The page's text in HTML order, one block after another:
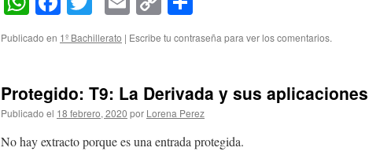
Link
Publicado en 1º Bachillerato | Escribe tu contraseña para ver los comentarios.
Protegido: T9: La Derivada y sus aplicaciones
Publicado el 18 febrero, 2020 por Lorena Perez
No hay extracto porque es una entrada protegida.